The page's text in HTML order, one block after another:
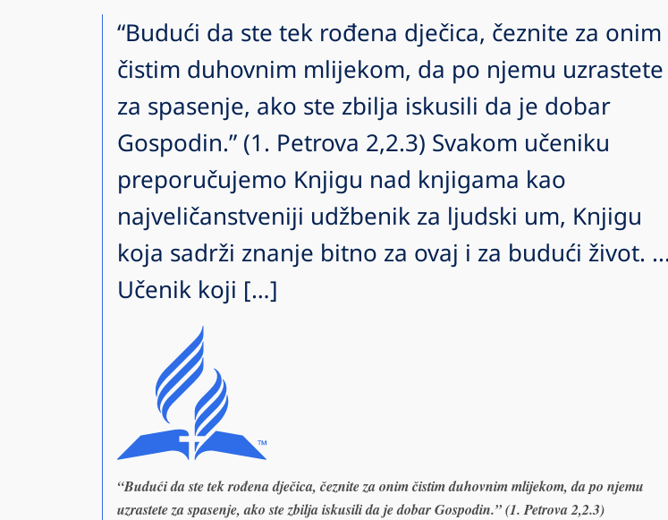
“Budući da ste tek rođena dječica, čeznite za onim
čistim duhovnim mlijekom, da po njemu uzrastete
za spasenje, ako ste zbilja iskusili da je dobar
Gospodin.” (1. Petrova 2,2.3) Svakom učeniku
preporučujemo Knjigu nad knjigama kao
najveličanstveniji udžbenik za ljudski um, Knjigu
koja sadrži znanje bitno za ovaj i za budući život. ...
Učenik koji […]
“Budući da ste tek rođena dječica, čeznite za onim čistim duhovnim mlijekom, da po njemu
uzrastete za spasenje, ako ste zbilja iskusili da je dobar Gospodin.” (1. Petrova 2,2.3)